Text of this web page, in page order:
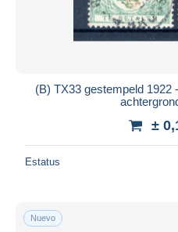
(B) TX33 gestempeld 1922
±
Estatus
Nuevo